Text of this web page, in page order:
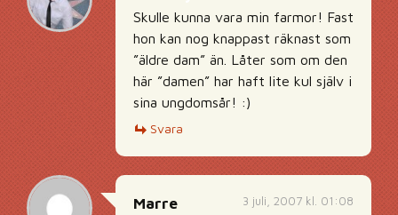
Skulle kunna vara min farmor! Fast
hon kan nog knappast räknast som
”äldre dam” än. Låter som om den
här ”damen” har haft lite kul själv i
sina ungdomsår! :)
Svara
3 juli, 2007 kl. 01:08
Marre